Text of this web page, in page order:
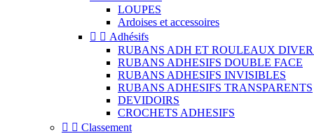
LOUPES
Ardoises et accessoires
  Adhésifs
RUBANS ADH ET ROULEAUX
RUBANS ADHESIFS DOUBLE FACE
RUBANS ADHESIFS INVISIBLES
RUBANS ADHESIFS TRANSPARENTS
DEVIDOIRS
CROCHETS ADHESIFS
  Classement